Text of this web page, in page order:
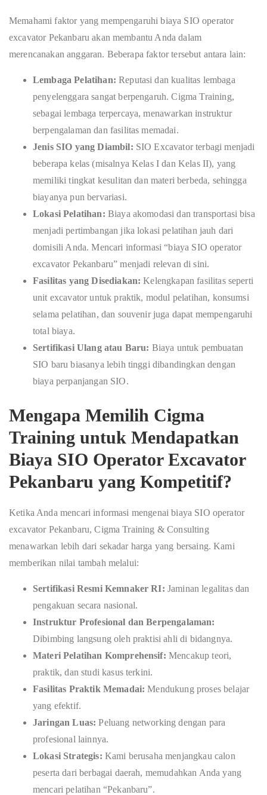
Memahami faktor yang mempengaruhi biaya SIO operator
excavator Pekanbaru akan membantu Anda dalam
merencanakan anggaran. Beberapa faktor tersebut antara lain:
Lembaga Pelatihan: Reputasi dan kualitas lembaga
penyelenggara sangat berpengaruh. Cigma Training,
sebagai lembaga terpercaya, menawarkan instruktur
berpengalaman dan fasilitas memadai.
Jenis SIO yang Diambil: SIO Excavator terbagi menjadi
beberapa kelas (misalnya Kelas I dan Kelas II), yang
memiliki tingkat kesulitan dan materi berbeda, sehingga
biayanya pun bervariasi.
Lokasi Pelatihan: Biaya akomodasi dan transportasi bisa
menjadi pertimbangan jika lokasi pelatihan jauh dari
domisili Anda. Mencari informasi “biaya SIO operator
excavator Pekanbaru” menjadi relevan di sini.
Fasilitas yang Disediakan: Kelengkapan fasilitas seperti
unit excavator untuk praktik, modul pelatihan, konsumsi
selama pelatihan, dan souvenir juga dapat mempengaruhi
total biaya.
Sertifikasi Ulang atau Baru: Biaya untuk pembuatan
SIO baru biasanya lebih tinggi dibandingkan dengan
biaya perpanjangan SIO.
Mengapa Memilih Cigma
Training untuk Mendapatkan
Biaya SIO Operator Excavator
Pekanbaru yang Kompetitif?
Ketika Anda mencari informasi mengenai biaya SIO operator
excavator Pekanbaru, Cigma Training & Consulting
menawarkan lebih dari sekadar harga yang bersaing. Kami
memberikan nilai tambah melalui:
Sertifikasi Resmi Kemnaker RI: Jaminan legalitas dan
pengakuan secara nasional.
Instruktur Profesional dan Berpengalaman:
Dibimbing langsung oleh praktisi ahli di bidangnya.
Materi Pelatihan Komprehensif: Mencakup teori,
praktik, dan studi kasus terkini.
Fasilitas Praktik Memadai: Mendukung proses belajar
yang efektif.
Jaringan Luas: Peluang networking dengan para
profesional lainnya.
Lokasi Strategis: Kami berusaha menjangkau calon
peserta dari berbagai daerah, memudahkan Anda yang
mencari pelatihan “Pekanbaru”.